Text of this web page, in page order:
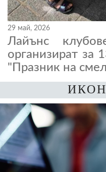
29 май, 2026
Лайънс
организират за
"Празник на